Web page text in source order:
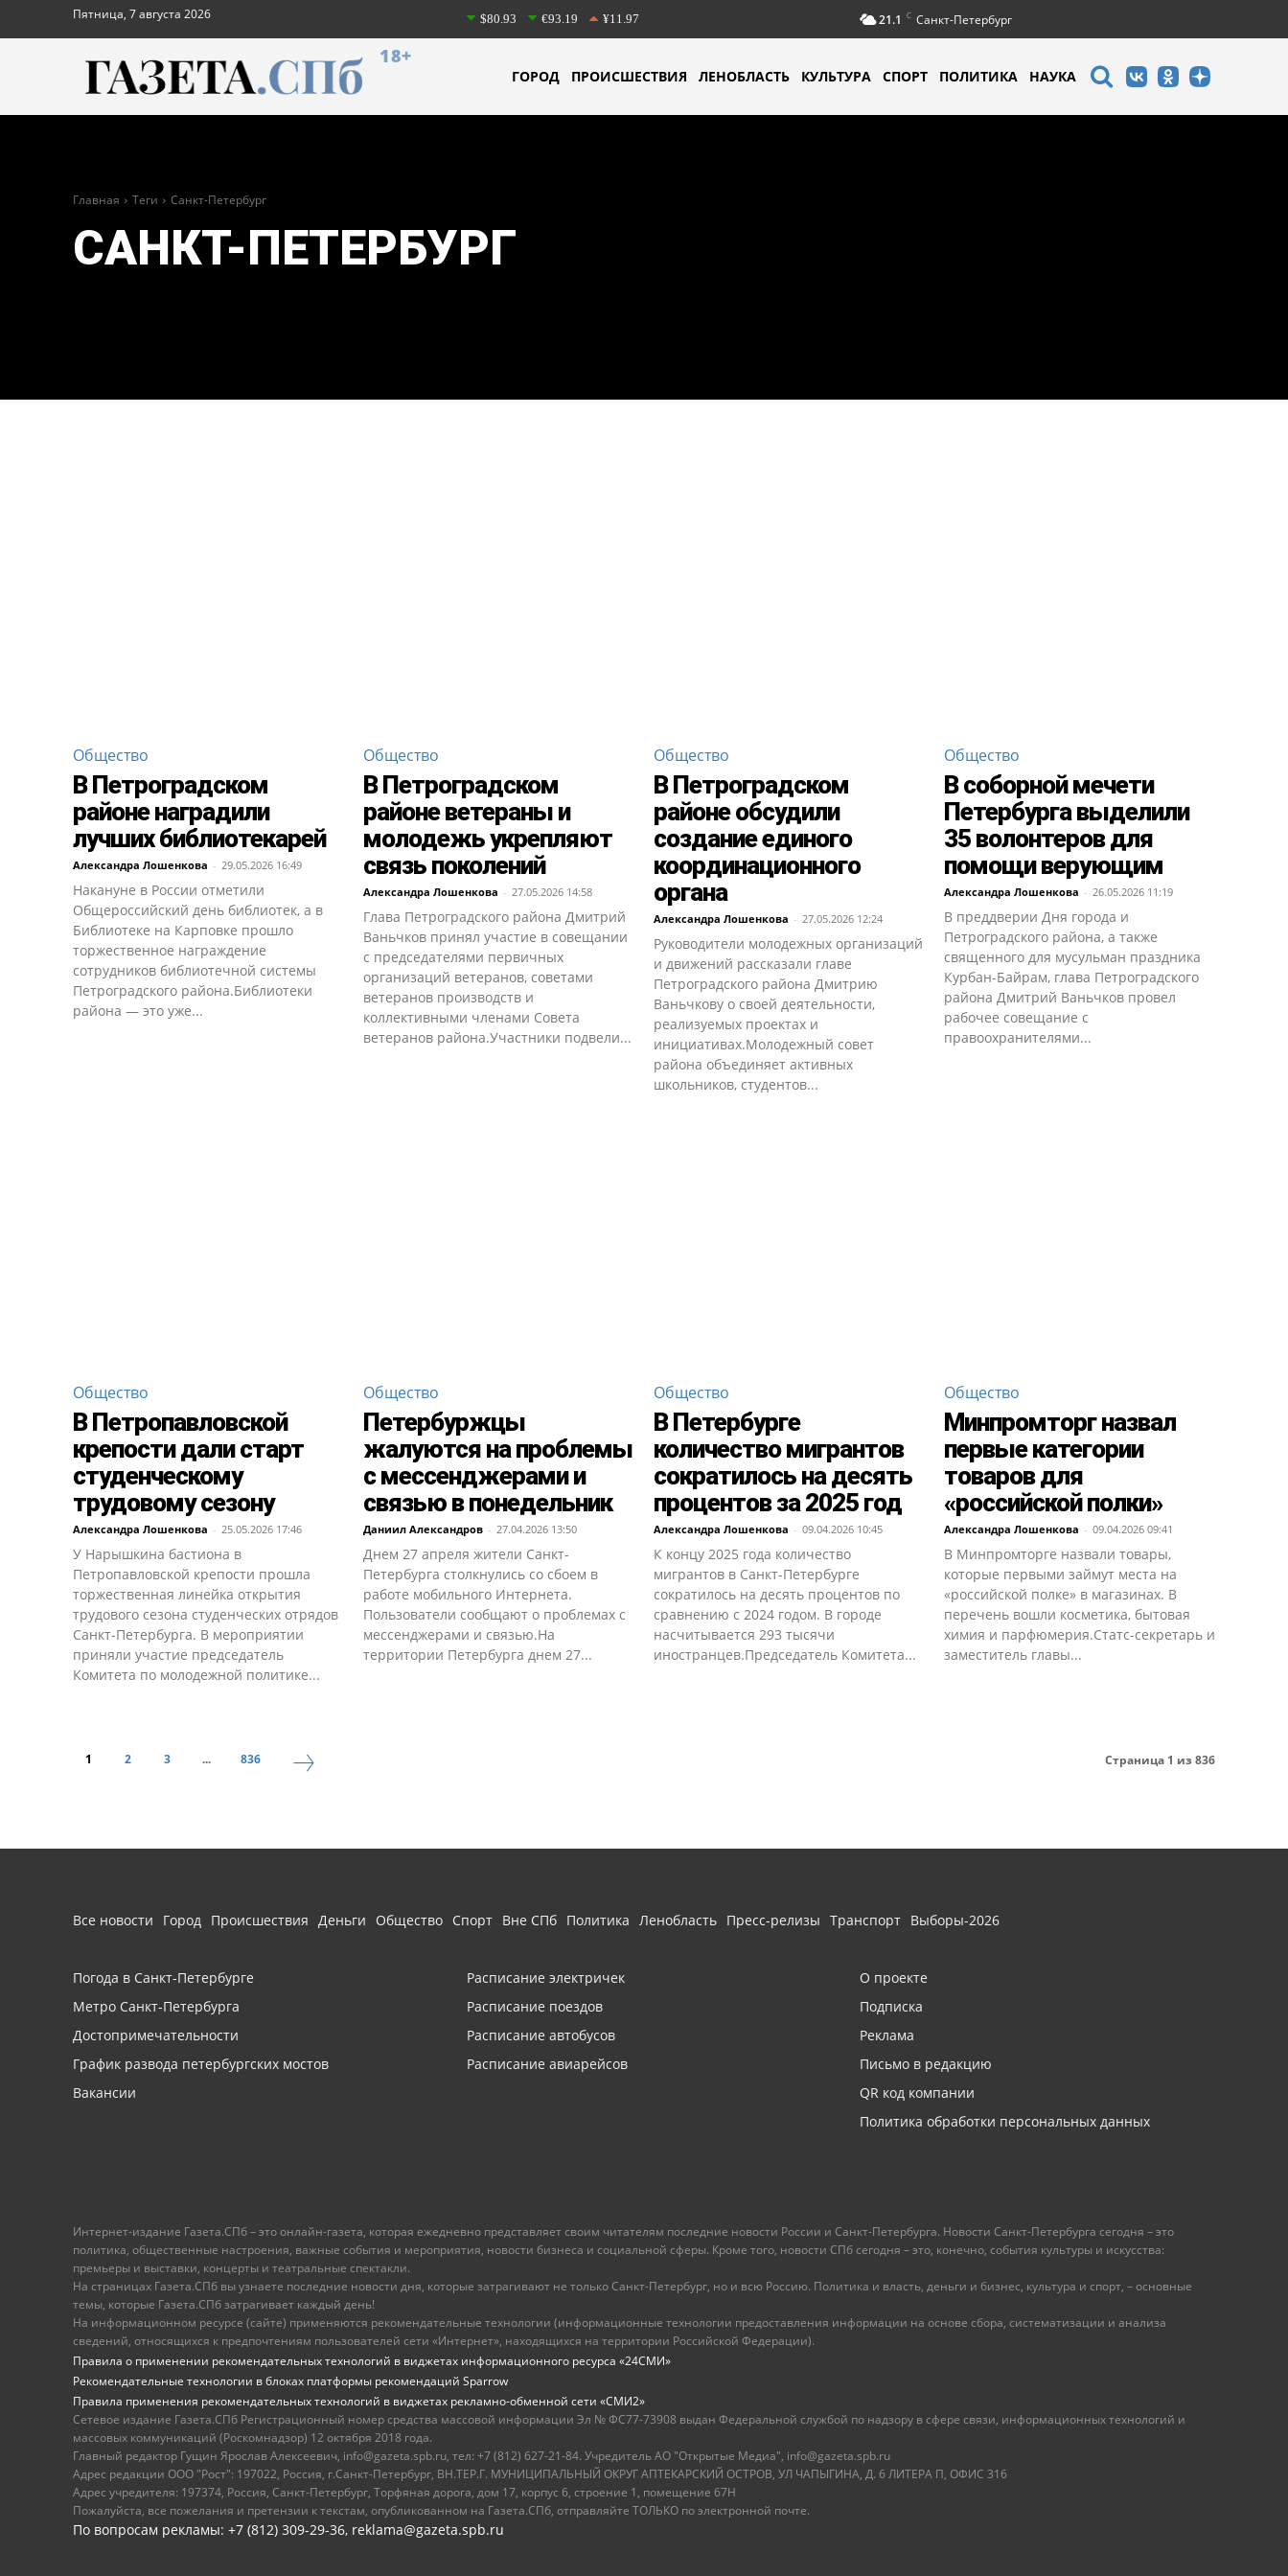
Пятница, 7 августа 2026 $80.93 €93.19 ¥11.97 21.1 C Санкт-Петербург
18+
ГОРОД ПРОИСШЕСТВИЯ ЛЕНОБЛАСТЬ КУЛЬТУРА СПОРТ ПОЛИТИКА НАУКА
Главная Теги Санкт-Петербург
САНКТ-ПЕТЕРБУРГ
Общество
В Петроградском
районе наградили
лучших библиотекарей
Александра Лошенкова - 29.05.2026 16:49
Накануне в России отметили
Общероссийский день библиотек, а в
Библиотеке на Карповке прошло
торжественное награждение
сотрудников библиотечной системы
Петроградского района.Библиотеки
района — это уже...
Общество
В Петроградском
районе ветераны и
молодежь укрепляют
связь поколений
Александра Лошенкова - 27.05.2026 14:58
Глава Петроградского района Дмитрий
Ваньчков принял участие в совещании
с председателями первичных
организаций ветеранов, советами
ветеранов производств и
коллективными членами Совета
ветеранов района.Участники подвели...
Общество
В Петроградском
районе обсудили
создание единого
координационного
органа
Александра Лошенкова - 27.05.2026 12:24
Руководители молодежных организаций
и движений рассказали главе
Петроградского района Дмитрию
Ваньчкову о своей деятельности,
реализуемых проектах и
инициативах.Молодежный совет
района объединяет активных
школьников, студентов...
Общество
В соборной мечети
Петербурга выделили
35 волонтеров для
помощи верующим
Александра Лошенкова - 26.05.2026 11:19
В преддверии Дня города и
Петроградского района, а также
священного для мусульман праздника
Курбан-Байрам, глава Петроградского
района Дмитрий Ваньчков провел
рабочее совещание с
правоохранителями...
Общество
В Петропавловской
крепости дали старт
студенческому
трудовому сезону
Александра Лошенкова - 25.05.2026 17:46
У Нарышкина бастиона в
Петропавловской крепости прошла
торжественная линейка открытия
трудового сезона студенческих отрядов
Санкт-Петербурга. В мероприятии
приняли участие председатель
Комитета по молодежной политике...
Общество
Петербуржцы
жалуются на проблемы
с мессенджерами и
связью в понедельник
Даниил Александров - 27.04.2026 13:50
Днем 27 апреля жители Санкт-
Петербурга столкнулись со сбоем в
работе мобильного Интернета.
Пользователи сообщают о проблемах с
мессенджерами и связью.На
территории Петербурга днем 27...
Общество
В Петербурге
количество мигрантов
сократилось на десять
процентов за 2025 год
Александра Лошенкова - 09.04.2026 10:45
К концу 2025 года количество
мигрантов в Санкт-Петербурге
сократилось на десять процентов по
сравнению с 2024 годом. В городе
насчитывается 293 тысячи
иностранцев.Председатель Комитета...
Общество
Минпромторг назвал
первые категории
товаров для
«российской полки»
Александра Лошенкова - 09.04.2026 09:41
В Минпромторге назвали товары,
которые первыми займут места на
«российской полке» в магазинах. В
перечень вошли косметика, бытовая
химия и парфюмерия.Статс-секретарь и
заместитель главы...
1 2 3 ... 836 Страница 1 из 836
Все новости Город Происшествия Деньги Общество Спорт Вне СПб Политика Ленобласть Пресс-релизы Транспорт Выборы-2026
Погода в Санкт-Петербурге
Метро Санкт-Петербурга
Достопримечательности
График развода петербургских мостов
Вакансии
Расписание электричек
Расписание поездов
Расписание автобусов
Расписание авиарейсов
О проекте
Подписка
Реклама
Письмо в редакцию
QR код компании
Политика обработки персональных данных
Интернет-издание Газета.СПб – это онлайн-газета, которая ежедневно представляет своим читателям последние новости России и Санкт-Петербурга. Новости Санкт-Петербурга сегодня – это
политика, общественные настроения, важные события и мероприятия, новости бизнеса и социальной сферы. Кроме того, новости СПб сегодня – это, конечно, события культуры и искусства:
премьеры и выставки, концерты и театральные спектакли.
На страницах Газета.СПб вы узнаете последние новости дня, которые затрагивают не только Санкт-Петербург, но и всю Россию. Политика и власть, деньги и бизнес, культура и спорт, – основные
темы, которые Газета.СПб затрагивает каждый день!
На информационном ресурсе (сайте) применяются рекомендательные технологии (информационные технологии предоставления информации на основе сбора, систематизации и анализа
сведений, относящихся к предпочтениям пользователей сети «Интернет», находящихся на территории Российской Федерации).
Правила о применении рекомендательных технологий в виджетах информационного ресурса «24СМИ»
Рекомендательные технологии в блоках платформы рекомендаций Sparrow
Правила применения рекомендательных технологий в виджетах рекламно-обменной сети «СМИ2»
Сетевое издание Газета.СПб Регистрационный номер средства массовой информации Эл № ФС77-73908 выдан Федеральной службой по надзору в сфере связи, информационных технологий и
массовых коммуникаций (Роскомнадзор) 12 октября 2018 года.
Главный редактор Гущин Ярослав Алексеевич, info@gazeta.spb.ru, тел: +7 (812) 627-21-84. Учредитель АО "Открытые Медиа", info@gazeta.spb.ru
Адрес редакции ООО "Рост": 197022, Россия, г.Санкт-Петербург, ВН.ТЕР.Г. МУНИЦИПАЛЬНЫЙ ОКРУГ АПТЕКАРСКИЙ ОСТРОВ, УЛ ЧАПЫГИНА, Д. 6 ЛИТЕРА П, ОФИС 316
Адрес учредителя: 197374, Россия, Санкт-Петербург, Торфяная дорога, дом 17, корпус 6, строение 1, помещение 67Н
Пожалуйста, все пожелания и претензии к текстам, опубликованном на Газета.СПб, отправляйте ТОЛЬКО по электронной почте.
По вопросам рекламы: +7 (812) 309-29-36, reklama@gazeta.spb.ru